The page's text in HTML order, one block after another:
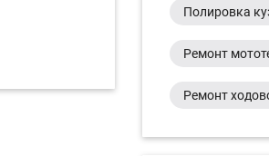
Полировка
Ремонт
Ремонт